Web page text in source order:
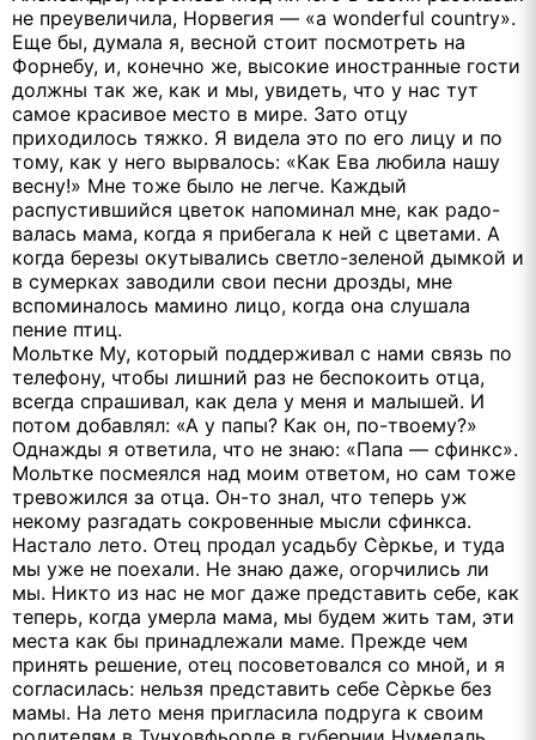
не преувеличила, Норвегия — «a wonderful country».
Еще бы, думала я, весной стоит посмотреть на
Форнебу, и, конечно же, высокие иностранные гости
должны так же, как и мы, увидеть, что у нас тут
самое красивое место в мире. Зато отцу
приходилось тяжко. Я видела это по его лицу и по
тому, как у него вырвалось: «Как Ева любила нашу
весну!» Мне тоже было не легче. Каждый
распустившийся цветок напоминал мне, как радо-
валась мама, когда я прибегала к ней с цветами. А
когда березы окутывались светло-зеленой дымкой и
в сумерках заводили свои песни дрозды, мне
вспоминалось мамино лицо, когда она слушала
пение птиц.
Мольтке My, который поддерживал с нами связь по
телефону, чтобы лишний раз не беспокоить отца,
всегда спрашивал, как дела у меня и малышей. И
потом добавлял: «А у папы? Как он, по-твоему?»
Однажды я ответила, что не знаю: «Папа — сфинкс».
Мольтке посмеялся над моим ответом, но сам тоже
тревожился за отца. Он-то знал, что теперь уж
некому разгадать сокровенные мысли сфинкса.
Настало лето. Отец продал усадьбу Сѐркье, и туда
мы уже не поехали. Не знаю даже, огорчились ли
мы. Никто из нас не мог даже представить себе, как
теперь, когда умерла мама, мы будем жить там, эти
места как бы принадлежали маме. Прежде чем
принять решение, отец посоветовался со мной, и я
согласилась: нельзя представить себе Сѐркье без
мамы. На лето меня пригласила подруга к своим